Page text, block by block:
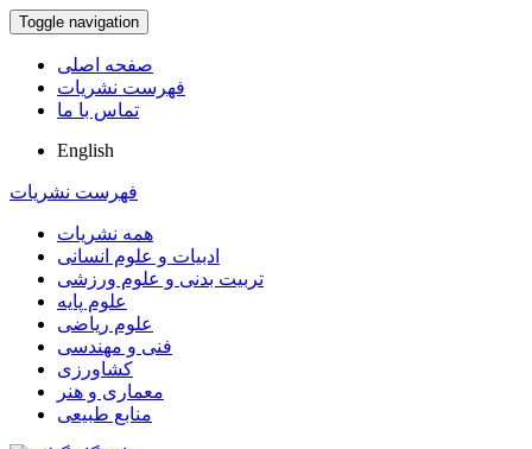
Toggle navigation
صفحه اصلی
فهرست نشریات
تماس با ما
English
فهرست نشریات
همه نشریات
ادبیات و علوم انسانی
تربیت بدنی و علوم ورزشی
علوم پایه
علوم ریاضی
فنی و مهندسی
کشاورزی
معماری و هنر
منابع طبیعی